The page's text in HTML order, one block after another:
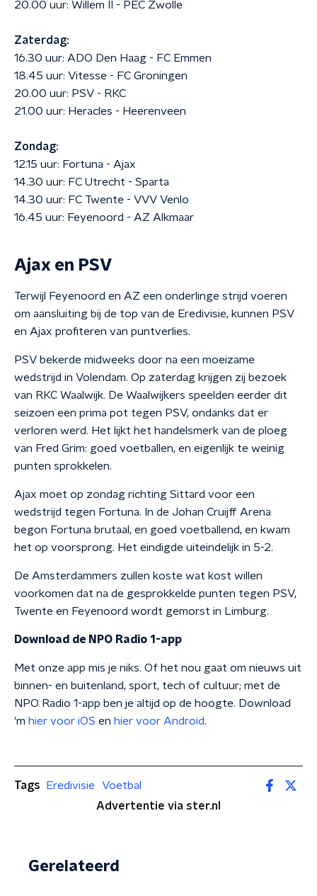
20.00 uur: Willem II - PEC Zwolle
Zaterdag:
16.30 uur: ADO Den Haag - FC Emmen
18.45 uur: Vitesse - FC Groningen
20.00 uur: PSV - RKC
21.00 uur: Heracles - Heerenveen
Zondag:
12.15 uur: Fortuna - Ajax
14.30 uur: FC Utrecht - Sparta
14.30 uur: FC Twente - VVV Venlo
16.45 uur: Feyenoord - AZ Alkmaar
Ajax en PSV
Terwijl Feyenoord en AZ een onderlinge strijd voeren
om aansluiting bij de top van de Eredivisie, kunnen PSV
en Ajax profiteren van puntverlies.
PSV bekerde midweeks door na een moeizame
wedstrijd in Volendam. Op zaterdag krijgen zij bezoek
van RKC Waalwijk. De Waalwijkers speelden eerder dit
seizoen een prima pot tegen PSV, ondanks dat er
verloren werd. Het lijkt het handelsmerk van de ploeg
van Fred Grim: goed voetballen, en eigenlijk te weinig
punten sprokkelen.
Ajax moet op zondag richting Sittard voor een
wedstrijd tegen Fortuna. In de Johan Cruijff Arena
begon Fortuna brutaal, en goed voetballend, en kwam
het op voorsprong. Het eindigde uiteindelijk in 5-2.
De Amsterdammers zullen koste wat kost willen
voorkomen dat na de gesprokkelde punten tegen PSV,
Twente en Feyenoord wordt gemorst in Limburg.
Download de NPO Radio 1-app
Met onze app mis je niks. Of het nou gaat om nieuws uit
binnen- en buitenland, sport, tech of cultuur; met de
NPO Radio 1-app ben je altijd op de hoogte. Download
'm hier voor iOS en hier voor Android.
Tags Eredivisie
Voetbal
Advertentie via ster.nl
Gerelateerd